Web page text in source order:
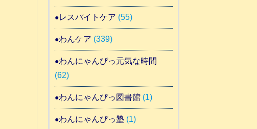
レスパイトケア (55)
わんケア (339)
わんにゃんぴっ元気な時間
(62)
わんにゃんぴっ図書館(1)
わんにゃんぴっ塾(1)